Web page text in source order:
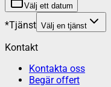
Välj ett datum
*Tjänst Välj en tjänst
Kontakt
Kontakta oss
Begär offert